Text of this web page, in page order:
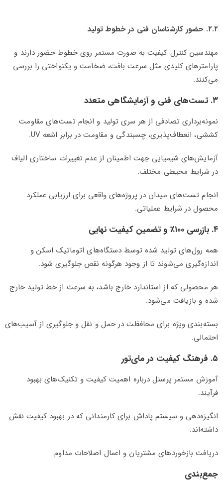
۲.۲. حضور کارشناسان فنی در خطوط تولید
مهندسین کنترل کیفیت به صورت مستمر روی خطوط حضور دارند و
پارامترهای کلیدی مثل سرعت بافت، ضخامت و یکنواختی را بررسی
می‌کنند.
۳. تست‌های فنی و آزمایشگاهی متعدد
نمونه‌برداری تصادفی از هر سری تولید و انجام تست‌های مقاومت
کششی، انعطاف‌پذیری، چسبندگی و مقاومت در برابر اشعه UV.
آزمایش‌های شیمیایی جهت اطمینان از عدم تغییرات ساختاری الیاف
در شرایط محیطی مختلف.
انجام تست‌های میدان در پروژه‌های واقعی برای ارزیابی عملکرد
محصول در شرایط عملیاتی.
۴. بازرسی ۱۰۰٪ و تضمین کیفیت نهایی
همه رول‌های تولید شده توسط دستگاه‌های اتوماتیک اسکن و
اندازه‌گیری می‌شوند تا از وجود هرگونه نقص جلوگیری شود.
هر محصولی که از استاندارد خارج باشد، به سرعت از خط تولید خارج
شده و بازیافت می‌شود.
بسته‌بندی ویژه برای محافظت در حمل و نقل و جلوگیری از آسیب‌های
احتمالی.
۵. فرهنگ کیفیت در مای‌تور
آموزش مستمر پرسنل درباره اهمیت کیفیت و تکنیک‌های بهبود
فرآیند.
انگیزه‌دهی و سیستم پاداش برای کارمندانی که در بهبود کیفیت نقش
داشته‌اند.
دریافت بازخوردهای مشتریان و اعمال اصلاحات مداوم.
جمع‌بندی